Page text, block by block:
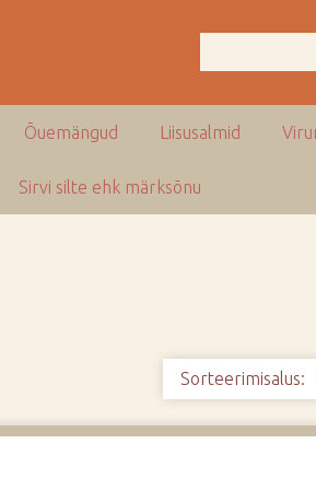
Õuemängud Liisusalmid
Sirvi silte ehk märksõnu
Sorteerimisalus: